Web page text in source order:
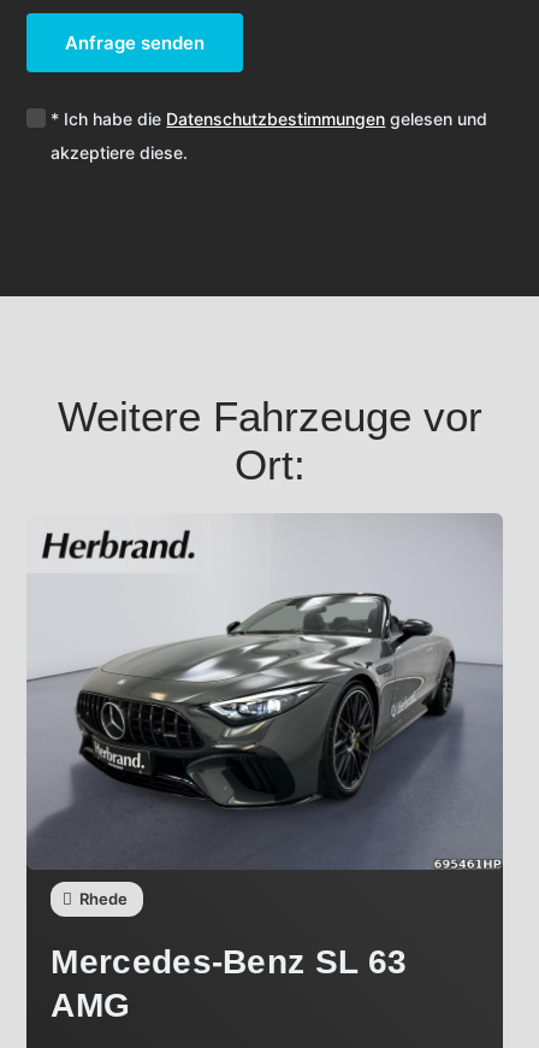
Anfrage senden
* Ich habe die Datenschutzbestimmungen gelesen und
akzeptiere diese.
Weitere Fahrzeuge vor
Ort:
Rhede
Mercedes-Benz SL 63
AMG